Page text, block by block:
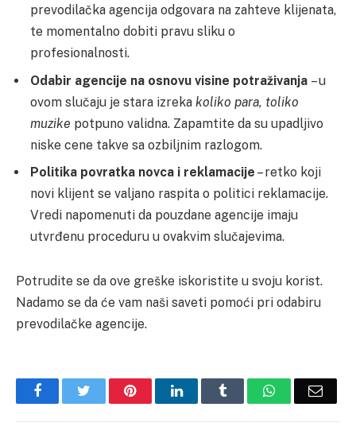
prevodilačka agencija odgovara na zahteve klijenata,
te momentalno dobiti pravu sliku o
profesionalnosti.
Odabir agencije na osnovu visine potraživanja – u
ovom slučaju je stara izreka koliko para, toliko
muzike potpuno validna. Zapamtite da su upadljivo
niske cene takve sa ozbiljnim razlogom.
Politika povratka novca i reklamacije – retko koji
novi klijent se valjano raspita o politici reklamacije.
Vredi napomenuti da pouzdane agencije imaju
utvrđenu proceduru u ovakvim slučajevima.
Potrudite se da ove greške iskoristite u svoju korist.
Nadamo se da će vam naši saveti pomoći pri odabiru
prevodilačke agencije.
FacebookTwitter PinterestLinkedInTumblr WhatsAppEmail